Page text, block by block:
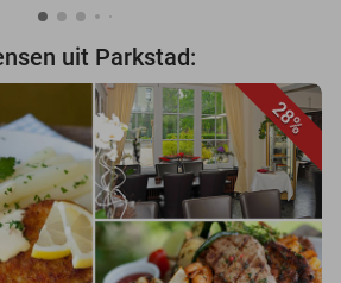
uit Parkstad:
28%